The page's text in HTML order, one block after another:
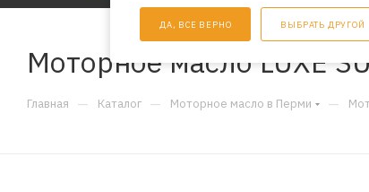
ДА, ВСЕ ВЕРНО ВЫБРАТЬ ДРУГОЙ
Моторное масло LUXE
Главная — Каталог — Моторное масло в Перми —